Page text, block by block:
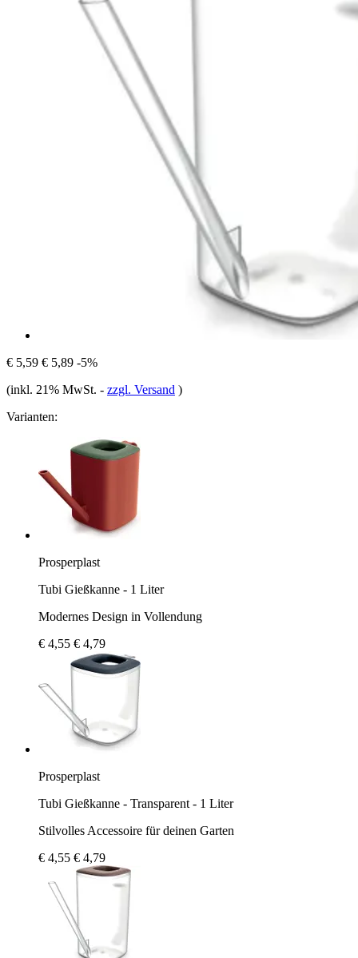
€ 5,59 € 5,89 -5%
(inkl. 21% MwSt. - zzgl. Versand )
Varianten:
Prosperplast
Tubi Gießkanne - 1 Liter
Modernes Design in Vollendung
€ 4,55 € 4,79
Prosperplast
Tubi Gießkanne - Transparent - 1 Liter
Stilvolles Accessoire für deinen Garten
€ 4,55 € 4,79